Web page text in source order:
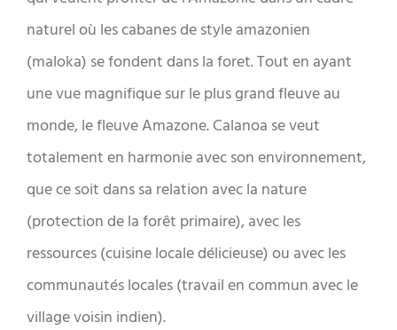
naturel où les cabanes de style amazonien
(maloka) se fondent dans la foret. Tout en ayant
une vue magnifique sur le plus grand fleuve au
monde, le fleuve Amazone. Calanoa se veut
totalement en harmonie avec son environnement,
que ce soit dans sa relation avec la nature
(protection de la forêt primaire), avec les
ressources (cuisine locale délicieuse) ou avec les
communautés locales (travail en commun avec le
village voisin indien).